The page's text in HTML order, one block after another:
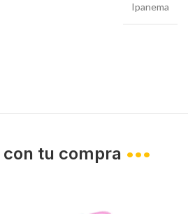
Ipanema
tu compra •••